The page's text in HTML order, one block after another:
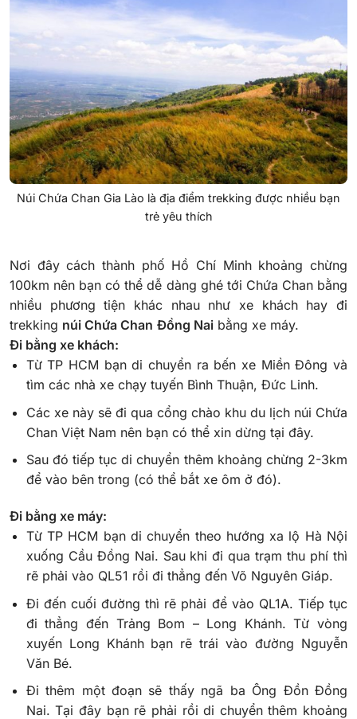
Núi Chứa Chan Gia Lào là địa điểm trekking được nhiều bạn
trẻ yêu thích
Nơi đây cách thành phố Hồ Chí Minh khoảng chừng
100km nên bạn có thể dễ dàng ghé tới Chứa Chan bằng
nhiều phương tiện khác nhau như xe khách hay đi
trekking núi Chứa Chan Đồng Nai bằng xe máy.
Đi bằng xe khách:
Từ TP HCM bạn di chuyển ra bến xe Miền Đông và
tìm các nhà xe chạy tuyến Bình Thuận, Đức Linh.
Các xe này sẽ đi qua cổng chào khu du lịch núi Chứa
Chan Việt Nam nên bạn có thể xin dừng tại đây.
Sau đó tiếp tục di chuyển thêm khoảng chừng 2-3km
để vào bên trong (có thể bắt xe ôm ở đó).
Đi bằng xe máy:
Từ TP HCM bạn di chuyển theo hướng xa lộ Hà Nội
xuống Cầu Đồng Nai. Sau khi đi qua trạm thu phí thì
rẽ phải vào QL51 rồi đi thẳng đến Võ Nguyên Giáp.
Đi đến cuối đường thì rẽ phải để vào QL1A. Tiếp tục
đi thẳng đến Trảng Bom – Long Khánh. Từ vòng
xuyến Long Khánh bạn rẽ trái vào đường Nguyễn
Văn Bé.
Đi thêm một đoạn sẽ thấy ngã ba Ông Đồn Đồng
Nai. Tại đây bạn rẽ phải rồi di chuyển thêm khoảng